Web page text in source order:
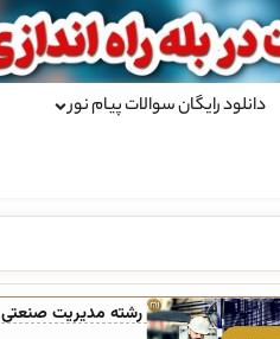
دانلود رایگان سوالات پیام نور
رشته مدیریت صنعتی